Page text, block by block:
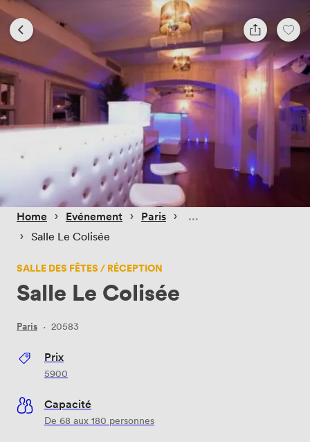
Home › Evénement › Paris ›
› Salle Le Colisée
SALLE DES FÊTES / RÉCEPTION
Salle Le Colisée
Paris · 20583
Prix
5900
Capacité
De 68 aux 180 personnes